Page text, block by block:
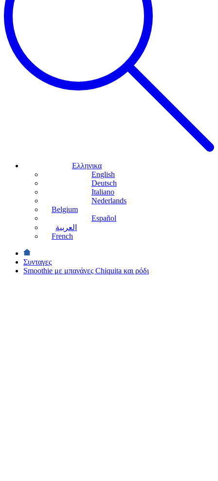
Ελληνικα
English
Deutsch
Italiano
Nederlands
Belgium
Español
العربية
French
Συνταγες
Smoothie με μπανάνες Chiquita και ρόδι